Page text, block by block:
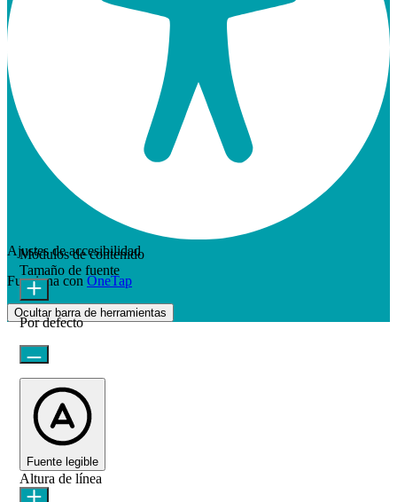
Ajustes de accesibilidad
Funciona con OneTap
Ocultar barra de herramientas
Módulos de contenido
Tamaño de fuente
Por defecto
Fuente legible
Altura de línea